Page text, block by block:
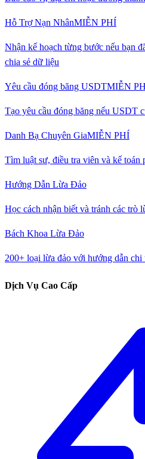
Hỗ Trợ Nạn NhânMIỄN PHÍ
Nhận kế hoạch từng bước nếu bạn
chia sẻ dữ liệu
Yêu cầu đóng băng USDTMIỄN
Tạo yêu cầu đóng băng nếu USDT
Danh Bạ Chuyên GiaMIỄN PHÍ
Tìm luật sư, điều tra viên và kế toán
Hướng Dẫn Lừa Đảo
Học cách nhận biết và tránh các trò
Bách Khoa Lừa Đảo
200+ loại lừa đảo với hướng dẫn chi
Dịch Vụ Cao Cấp